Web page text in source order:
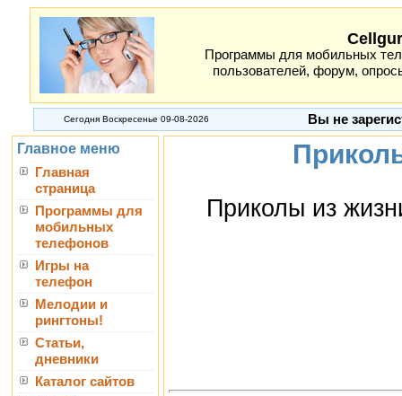
Программы для мобильных
пользователей, форум,
Сегодня Воскресенье 09-08-2026 Вы не
Главное меню
Главная
страница
Программы для
мобильных
телефонов
Игры на
телефон
Мелодии и
рингтоны!
Статьи,
дневники
Каталог сайтов
Приколы из